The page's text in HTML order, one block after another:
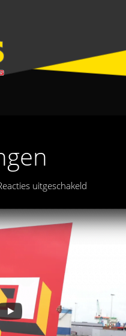
uitgeschakeldvoor
Harlingen